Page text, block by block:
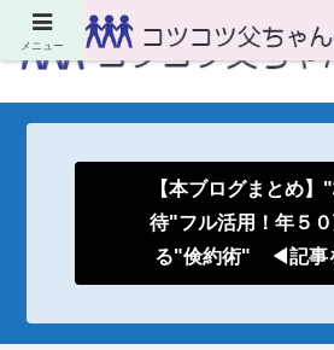
【本ブログまとめ】
待"フル活用！年５
る"倹約術" ◀記事
メニュー